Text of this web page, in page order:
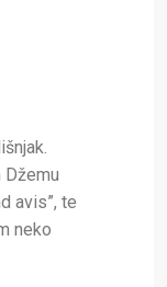
avis”, te
neko